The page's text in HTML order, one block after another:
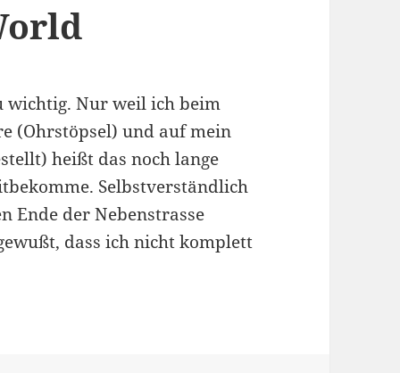
wichtig. Nur weil ich beim
(Ohrstöpsel) und auf mein
heißt das noch lange
Selbstverständlich
Ende der Nebenstrasse
dass ich nicht komplett